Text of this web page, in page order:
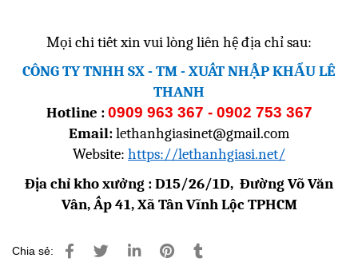
Mọi chi tiết xin vui lòng liên hệ địa chỉ sau:
CÔNG TY TNHH SX - TM - XUẤT NHẬP KHẨU LÊ
THANH
Hotline : 0909 963 367 - 0902 753 367
Email:lethanhgiasinet@gmail.com
Website: https://lethanhgiasi.net/
Địa chỉ kho xưởng : D15/26/1D, Đường Võ Văn
Vân, Ấp 41, Xã Tân Vĩnh Lộc TPHCM
Chia sẻ: